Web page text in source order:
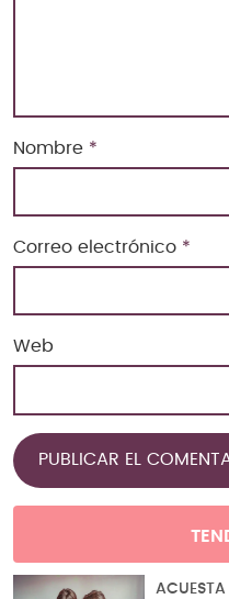
Nombre *
Correo electrónico *
Web